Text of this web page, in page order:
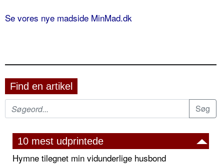
Se vores nye madside MinMad.dk
Find en artikel
10 mest udprintede
Hymne tilegnet min vidunderlige husbond